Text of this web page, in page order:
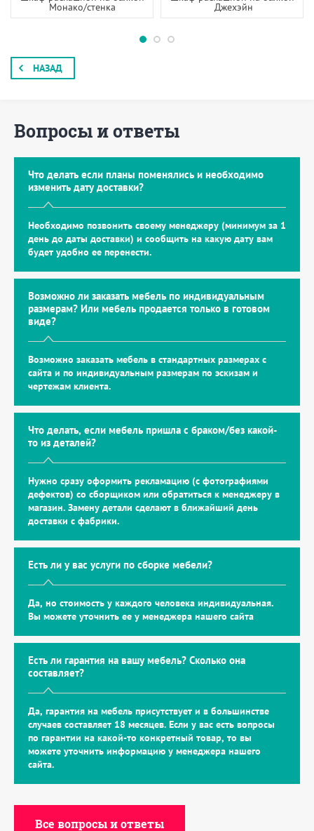
Монако/стенка Джехэйн
НАЗАД
Вопросы и ответы
Что делать если планы поменялись и необходимо
изменить дату доставки?
Необходимо позвонить своему менеджеру (минимум за 1
день до даты доставки) и сообщить на какую дату вам
будет удобно ее перенести.
Возможно ли заказать мебель по индивидуальным
размерам? Или мебель продается только в готовом
виде?
Возможно заказать мебель в стандартных размерах с
сайта и по индивидуальным размерам по эскизам и
чертежам клиента.
Что делать, если мебель пришла с браком/без какой-
то из деталей?
Нужно сразу оформить рекламацию (с фотографиями
дефектов) со сборщиком или обратиться к менеджеру в
магазин. Замену детали сделают в ближайший день
доставки с фабрики.
Есть ли у вас услуги по сборке мебели?
Да, но стоимость у каждого человека индивидуальная.
Вы можете уточнить ее у менеджера нашего сайта
Есть ли гарантия на вашу мебель? Сколько она
составляет?
Да, гарантия на мебель присутствует и в большинстве
случаев составляет 18 месяцев. Если у вас есть вопросы
по гарантии на какой-то конкретный товар, то вы
можете уточнить информацию у менеджера нашего
сайта.
Все вопросы и ответы